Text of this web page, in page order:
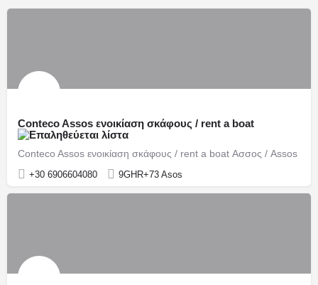
Conteco Assos ενοικίαση σκάφους / rent a boat
Conteco Assos ενοικίαση σκάφους / rent a boat Ασσος / Assos
+30 6906604080 9GHR+73 Asos